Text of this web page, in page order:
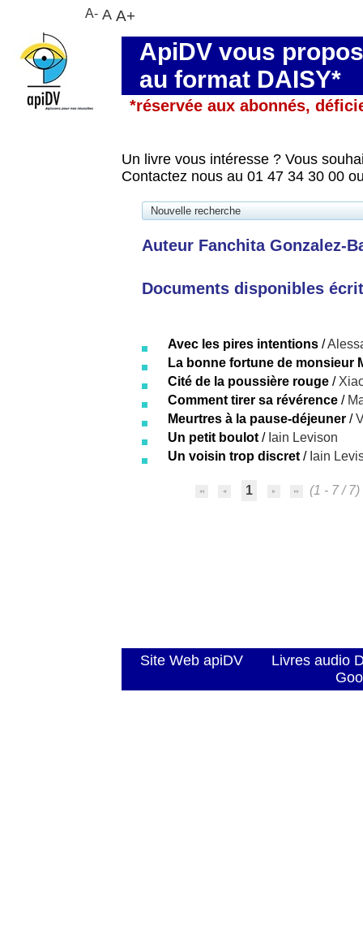
ApiDV vous
au format DAISY*
*réservée aux abonnés,
Un livre vous intéresse ? Vous
Contactez nous au 01 47 34 30 00
Nouvelle recherche
Auteur Fanchita Gonzalez-
Documents disponibles
Avec les pires intentions /
La bonne fortune de monsieur
Cité de la poussière rouge /
Comment tirer sa révérence /
Meurtres à la pause-déjeuner /
Un petit boulot / Iain Levison
Un voisin trop discret / Iain
1 (1 - 7 / 7)
Site Web apiDV
Livres audio
A- A A+